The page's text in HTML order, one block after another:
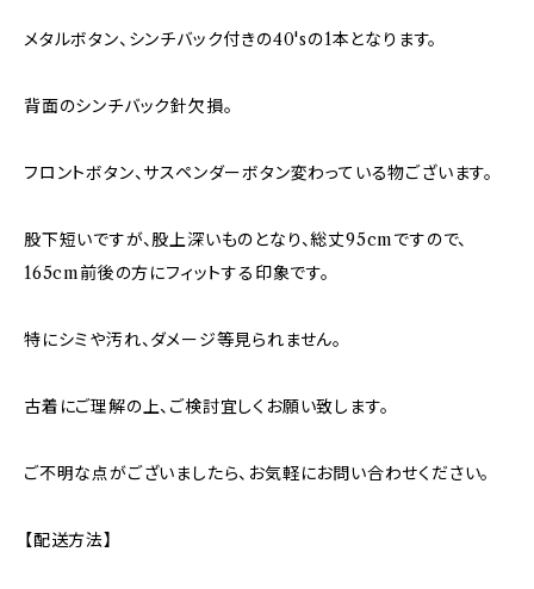
メタルボタン、シンチバック付きの40'sの1本となります。
背面のシンチバック針欠損。
フロントボタン、サスペンダーボタン変わっている物ございます。
股下短いですが、股上深いものとなり、総丈95cmですので、
165cm前後の方にフィットする印象です。
特にシミや汚れ、ダメージ等見られません。
古着にご理解の上、ご検討宜しくお願い致します。
ご不明な点がございましたら、お気軽にお問い合わせください。
【配送方法】